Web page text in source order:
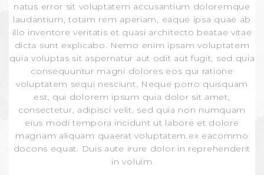
natus error sit voluptatem accusantium doloremque
laudantium, totam rem aperiam, eaque ipsa quae ab
illo inventore veritatis et quasi architecto beatae vitae
dicta sunt explicabo. Nemo enim ipsam voluptatem
quia voluptas sit aspernatur aut odit aut fugit, sed quia
consequuntur magni dolores eos qui ratione
voluptatem sequi nesciunt. Neque porro quisquam
est, qui dolorem ipsum quia dolor sit amet,
consectetur, adipisci velit, sed quia non numquam
eius modi tempora incidunt ut labore et dolore
magnam aliquam quaerat voluptatem.ex eacommo
docons equat. Duis aute irure dolor in reprehenderit
in voluim